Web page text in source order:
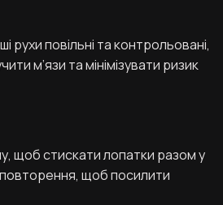
повільні та контрольовані,
м’язи та мінімізувати ризик
щоб стискати лопатки разом у
повторення, щоб посилити